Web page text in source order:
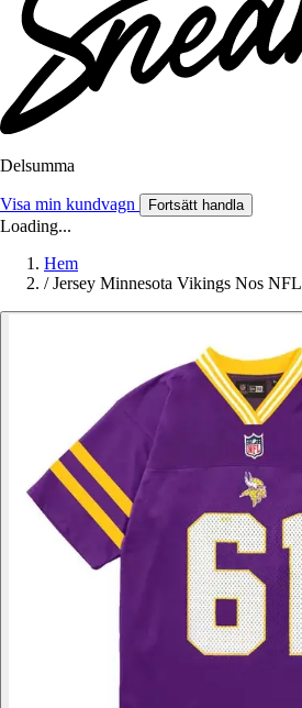
Delsumma
Visa min kundvagn Fortsätt handla
Loading...
Hem
/ Jersey Minnesota Vikings Nos NFL